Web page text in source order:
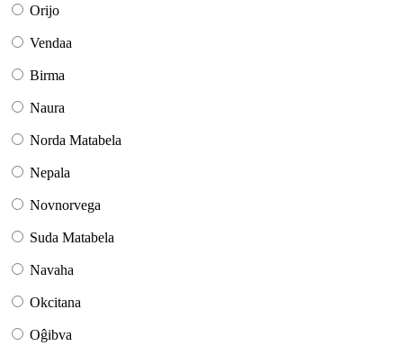
Orijo
Vendaa
Birma
Naura
Norda Matabela
Nepala
Novnorvega
Suda Matabela
Navaha
Okcitana
Oĝibva